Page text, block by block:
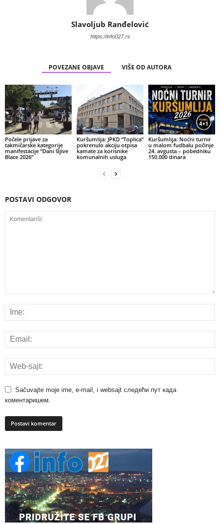
Slavoljub Ranđelović
https://info027.rs
POVEZANE OBJAVE VIŠE OD AUTORA
Počele prijave za
takmičarske kategorije
manifestacije “Dani šljive
Blace 2026”
Kuršumlija: JPKD “Toplica”
pokrenulo akciju otpisa
kamate za korisnike
komunalnih usluga
Kuršumlija: Noćni turnir
u malom fudbalu počinje
24. avgusta – pobedniku
150.000 dinara
POSTAVI ODGOVOR
Sačuvajte moje ime, e-mail, i websajt следећи пут када
коментаришем.